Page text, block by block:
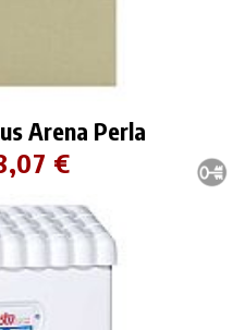
Arena Perla
€